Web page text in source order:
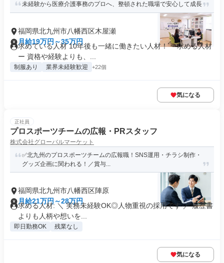
未経験から医療介護事務のプロへ、整頓された職場で安心して成長
福岡県北九州市八幡西区木屋瀬
月給19万円～35万円
求めている人材 10年後も一緒に働きたい人材！ ー求める人材
ー 資格や経験よりも、...
制服あり 業界未経験歓迎 +22個
気になる
正社員
プロスポーツチームの広報・PRスタッフ
株式会社グローバルマーケット
✅北九州のプロスポーツチームの広報職！SNS運用・チラシ制作・
グッズ企画に関われる！／賞与...
福岡県北九州市八幡西区陣原
月給21万円～28万円
求める人材: ＼ 実務未経験OK◎人物重視の採用です ／ 履歴書
よりも人柄や想いを...
即日勤務OK 残業なし
気になる